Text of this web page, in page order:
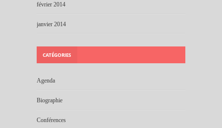
février 2014
janvier 2014
CATÉGORIES
Agenda
Biographie
Conférences